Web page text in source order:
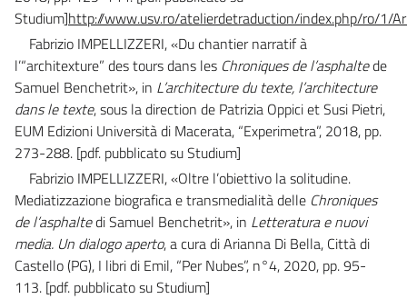
Studium]http://www.usv.ro/atelierdetraduction/index.php/ro/1/
Fabrizio IMPELLIZZERI,«Du chantier narratif à
l’“architexture” des tours dans les Chroniques de l’asphaltede
Samuel Benchetrit», in L’architecture du texte, l’architecture
dans le texte, sous la direction de Patrizia Oppici et Susi Pietri,
EUM Edizioni Università di Macerata, “Experimetra”, 2018, pp.
273-288. [pdf. pubblicato su Studium]
Fabrizio IMPELLIZZERI, «Oltre l’obiettivo la solitudine.
Mediatizzazione biografica e transmedialità delle Chroniques
de l’asphaltedi Samuel Benchetrit», in Letteratura e nuovi
media. Un dialogo aperto, a cura di Arianna Di Bella, Città di
Castello (PG), I libri di Emil, “Per Nubes”, n°4, 2020, pp. 95-
113. [pdf. pubblicato su Studium]